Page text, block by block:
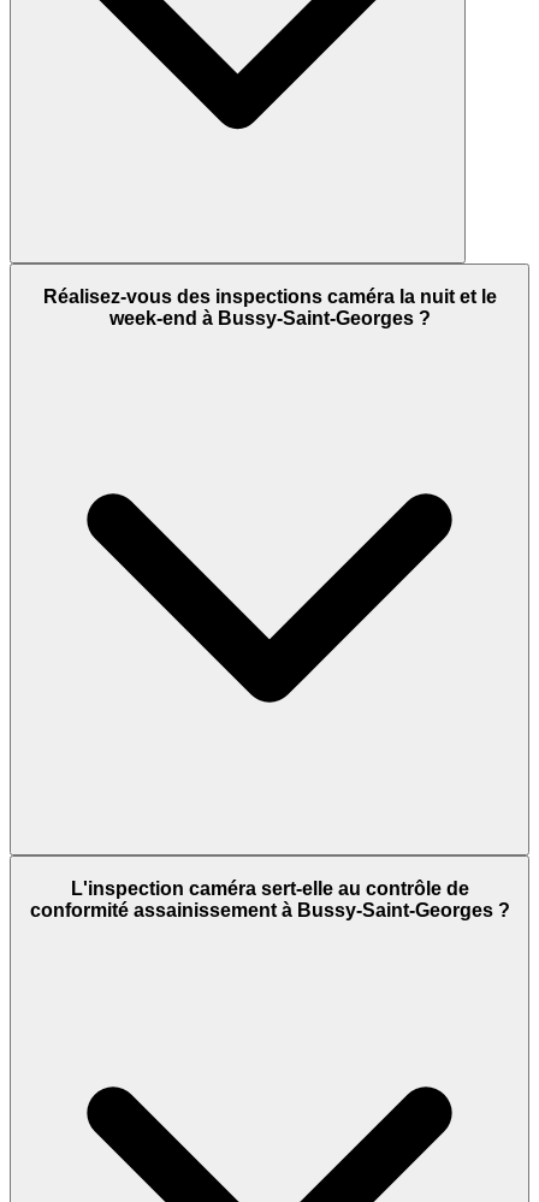
Réalisez-vous des inspections caméra la nuit et le
week-end à Bussy-Saint-Georges ?
L'inspection caméra sert-elle au contrôle de
conformité assainissement à Bussy-Saint-Georges ?